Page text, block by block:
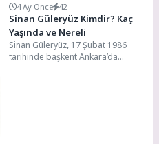
4 Ay Önce 42
Sinan Güleryüz Kimdir? Kaç
Yaşında ve Nereli
Sinan Güleryüz, 17 Şubat 1986
tarihinde başkent Ankara’da